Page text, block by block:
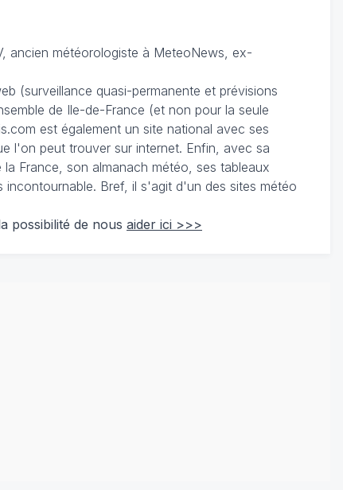
ancien météorologiste à MeteoNews, ex-
(surveillance quasi-permanente et prévisions
de Ile-de-France (et non pour la seule
est également un site national avec ses
l'on peut trouver sur internet. Enfin, avec sa
France, son almanach météo, ses tableaux
Bref, il s'agit d'un des sites météo
possibilité de nous aider ici >>>